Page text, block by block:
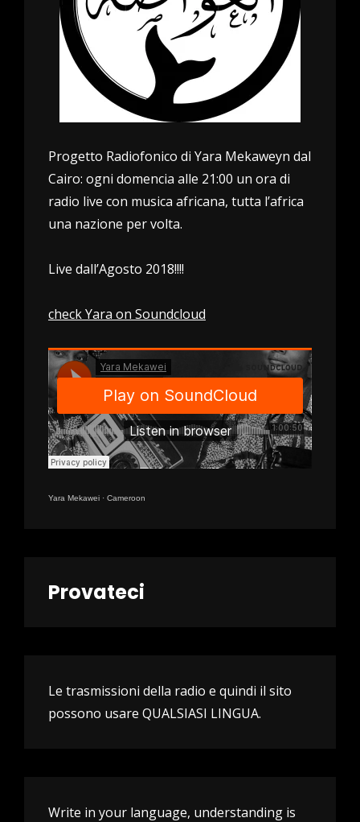
Progetto Radiofonico di Yara Mekaweyn dal
Cairo: ogni domencia alle 21:00 un ora di
radio live con musica africana, tutta l’africa
una nazione per volta.
Live dall’Agosto 2018!!!!
check Yara on Soundcloud
Yara Mekawei · Cameroon
Provateci
Le trasmissioni della radio e quindi il sito
possono usare QUALSIASI LINGUA.
Write in your language, understanding is